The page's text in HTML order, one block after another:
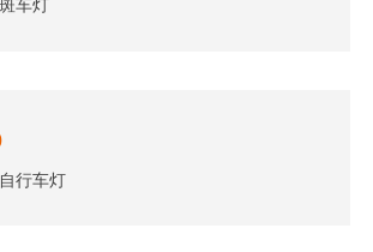
车灯
行车灯